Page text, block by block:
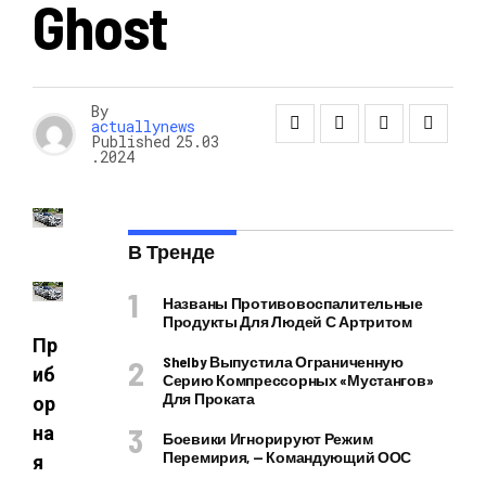
Ghost
By
actuallynews
Published 25.03
.2024
Пр
иб
ор
на
я
В Тренде
Названы Противовоспалительные
Продукты Для Людей С Артритом
Shelby Выпустила Ограниченную
Серию Компрессорных «Мустангов»
Для Проката
Боевики Игнорируют Режим
Перемирия, — Командующий ООС